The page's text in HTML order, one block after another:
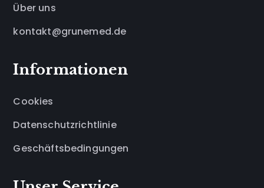
Über uns
kontakt@grunemed.de
Informationen
Cookies
Datenschutzrichtlinie
Geschäftsbedingungen